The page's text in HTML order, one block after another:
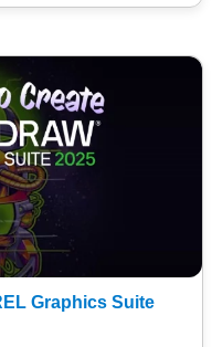
Graphics Suite